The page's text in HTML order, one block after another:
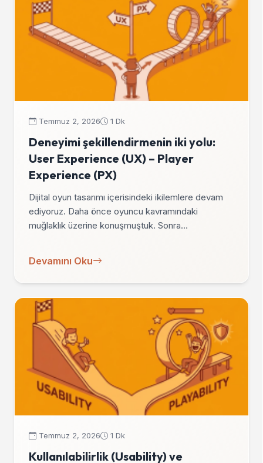
Temmuz 2, 2026 1 Dk
Deneyimi şekillendirmenin iki yolu:
User Experience (UX) – Player
Experience (PX)
Dijital oyun tasarımı içerisindeki ikilemlere devam
ediyoruz. Daha önce oyuncu kavramındaki
muğlaklık üzerine konuşmuştuk. Sonra…
Devamını Oku
Temmuz 2, 2026 1 Dk
Kullanılabilirlik (Usability) ve